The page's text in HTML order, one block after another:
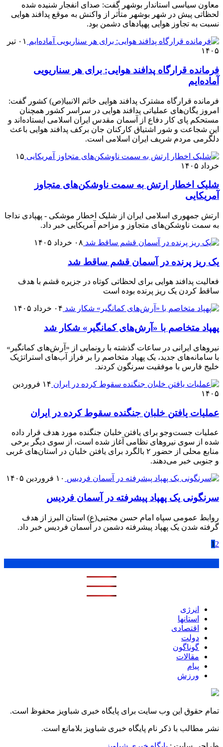
معاون سیاسی استاندار بوشهر گفت: صدای انفجار شنیده شده
لحظاتی پیش در شهر بوشهر متأثر از واکنش به موقع پدافند هوایی
نسبت به تجاوز هوایی پهپادهای دشمن بود.
۰۱ تیر
۱۴۰۵
فرمانده قرارگاه پدافند هوایی: برای هر سناریویی
آماده‌ایم
فرمانده قرارگاه مشترک پدافند هوایی خاتم الانبیا(ص) کشور گفت:
امروز یگان‌های عملیاتی پدافند هوایی در سراسر کشور همچنان
مستحکم پای کار دفاع از آسمان مقدس ایران اسلامی ایستاده‌اند و
این شجاعت و شور اشتیاق کارکنان جان برکف پدافند هوایی باعث
دلگرمی مردم شریف ایران اسلامی است.
۱۵
خرداد ۱۴۰۵
شلیک اخطار ارتش به سمت ناوشکن‌های متجاوز
آمریکایی
ارتش جمهوری اسلامی ایران از شلیک اخطار موشکی - پهپادی نداجا
به سمت ناوشکن‌های متجاوز و مزاحم آمریکایی خبر داد.
۰۸ خرداد ۱۴۰۵
یک ریز پرنده در آسمان قشم ساقط شد
فعالیت پدافند هوایی برای لحظاتی کوتاه در جزیره قشم با هدف
ساقط کردن یک ریز پرنده بوده است
۰۴ خرداد ۱۴۰۵
پهپاد متخاصم با «آرش‌های کمانگیر» شکار شد
نیروهای ایرانی در ساعات گذشته با رونمایی از «آرش‌های کمانگیر»
با سامانه‌های جدید، یک پهپاد متخاصم را بر فراز آب‌های استراتژیک
خلیج فارس با موفقیت سرنگون کردند.
۱۴ فروردین
۱۴۰۵
عملیات یافتن خلبان جنگنده سقوط کرده در ایران
عملیات جست‌وجو برای یافتن خلبان جنگنده مورد هدف قرار داده
شده از سوی نیروهای نظامی آغاز شده است، از سوی دیگر برخی
منابع محلی از حضور ۲ بالگرد برای یافتن خلبان در استان‌های غربی
و جنوبی خبر می‌دهند.
۱۰ فروردین ۱۴۰۵
سرنگونی یک پهپاد پیشرفته در آسمان فردیس
روابط عمومی سپاه امام حسن مجتبی(ع) استان البرز از هدف
گرفته شدن یک پهپاد پیشرفته دشمن در آسمان فردیس خبر داد.
1 2
انرژی
استانها
اقتصادی
دولت
گوناگون
مقالات
پیام
ورزش
تمام حقوق این وب سایت برای پایگاه خبری شباویز محفوظ است.
نشر مطالب با ذکر نام پایگاه خبری شباویز بلامانع است.